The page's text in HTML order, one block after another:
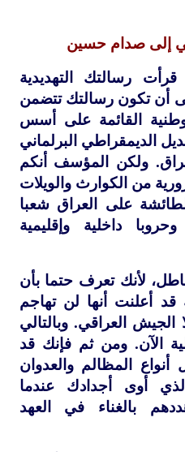
إلى صدام حسين
رسالتك التهديدية
أن تكون رسالتك تتضمن
القائمة على أسس
الديمقراطي البرلماني
ولكن المؤسف أنكم
من الكوارث والويلات
الطائشة على العراق شعبا
داخلية وإقليمية
لأنك تعرف حتما بأن
قد أعلنت أنها لن تهاجم
العراقي. وبالتالي
الآن. ومن ثم فإنك قد
المظالم والعدوان
أوى أجدادك عندما
بالغناء في العهد